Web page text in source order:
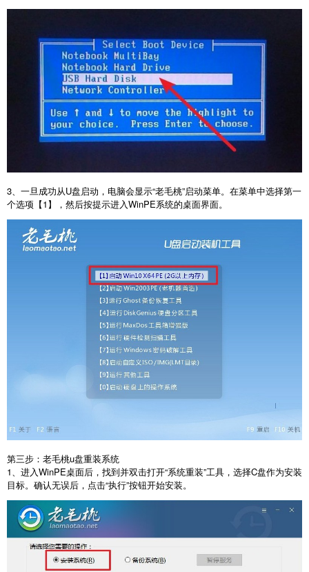
3、一旦成功从U盘启动，电脑会显示“老毛桃”启动菜单。在菜单中选择第一
个选项【1】，然后按提示进入WinPE系统的桌面界面。
第三步：老毛桃u盘重装系统
1、进入WinPE桌面后，找到并双击打开“系统重装”工具，选择C盘作为安装
目标。确认无误后，点击“执行”按钮开始安装。